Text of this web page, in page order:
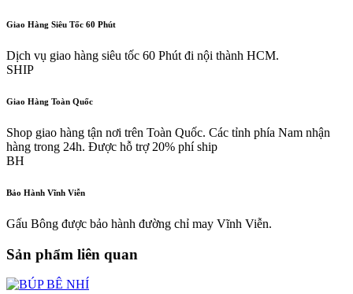
Giao Hàng Siêu Tốc 60 Phút
Dịch vụ giao hàng siêu tốc 60 Phút đi nội thành HCM.
SHIP
Giao Hàng Toàn Quốc
Shop giao hàng tận nơi trên Toàn Quốc. Các tỉnh phía Nam nhận
hàng trong 24h. Được hỗ trợ 20% phí ship
BH
Bảo Hành Vĩnh Viễn
Gấu Bông được bảo hành đường chỉ may Vĩnh Viễn.
Sản phẩm liên quan